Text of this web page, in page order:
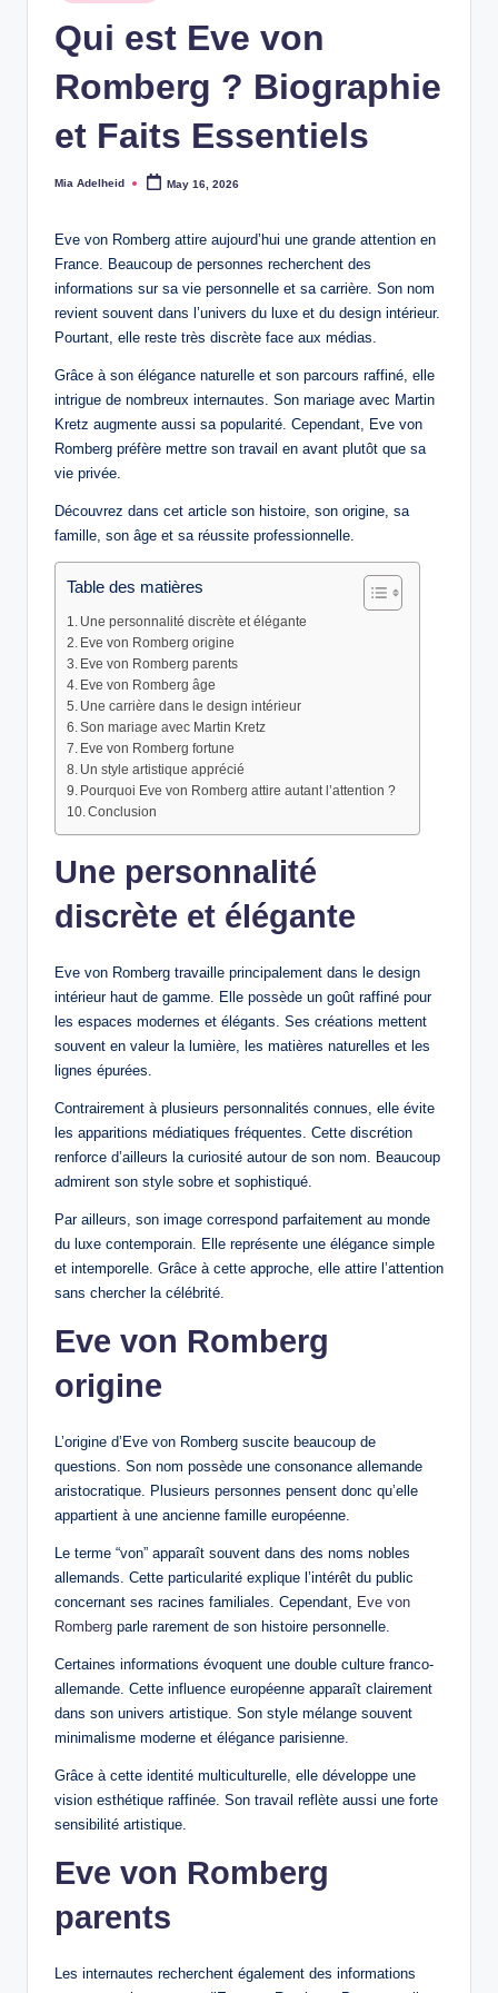
Qui est Eve von
Romberg ? Biographie
et Faits Essentiels
Posted
Mia Adelheid May 16, 2026
Eve von Romberg attire aujourd’hui une grande attention en
France. Beaucoup de personnes recherchent des
informations sur sa vie personnelle et sa carrière. Son nom
revient souvent dans l’univers du luxe et du design intérieur.
Pourtant, elle reste très discrète face aux médias.
Grâce à son élégance naturelle et son parcours raffiné, elle
intrigue de nombreux internautes. Son mariage avec Martin
Kretz augmente aussi sa popularité. Cependant, Eve von
Romberg préfère mettre son travail en avant plutôt que sa
vie privée.
Découvrez dans cet article son histoire, son origine, sa
famille, son âge et sa réussite professionnelle.
Table des matières
Une personnalité discrète et élégante
Eve von Romberg origine
Eve von Romberg parents
Eve von Romberg âge
Une carrière dans le design intérieur
Son mariage avec Martin Kretz
Eve von Romberg fortune
Un style artistique apprécié
Pourquoi Eve von Romberg attire autant l’attention ?
Conclusion
Une personnalité
discrète et élégante
Eve von Romberg travaille principalement dans le design
intérieur haut de gamme. Elle possède un goût raffiné pour
les espaces modernes et élégants. Ses créations mettent
souvent en valeur la lumière, les matières naturelles et les
lignes épurées.
Contrairement à plusieurs personnalités connues, elle évite
les apparitions médiatiques fréquentes. Cette discrétion
renforce d’ailleurs la curiosité autour de son nom. Beaucoup
admirent son style sobre et sophistiqué.
Par ailleurs, son image correspond parfaitement au monde
du luxe contemporain. Elle représente une élégance simple
et intemporelle. Grâce à cette approche, elle attire l’attention
sans chercher la célébrité.
Eve von Romberg
origine
L’origine d’Eve von Romberg suscite beaucoup de
questions. Son nom possède une consonance allemande
aristocratique. Plusieurs personnes pensent donc qu’elle
appartient à une ancienne famille européenne.
Le terme “von” apparaît souvent dans des noms nobles
allemands. Cette particularité explique l’intérêt du public
concernant ses racines familiales. Cependant,
Eve von
Romberg parle rarement de son histoire personnelle.
Certaines informations évoquent une double culture franco-
allemande. Cette influence européenne apparaît clairement
dans son univers artistique. Son style mélange souvent
minimalisme moderne et élégance parisienne.
Grâce à cette identité multiculturelle, elle développe une
vision esthétique raffinée. Son travail reflète aussi une forte
sensibilité artistique.
Eve von Romberg
parents
Les internautes recherchent également des informations